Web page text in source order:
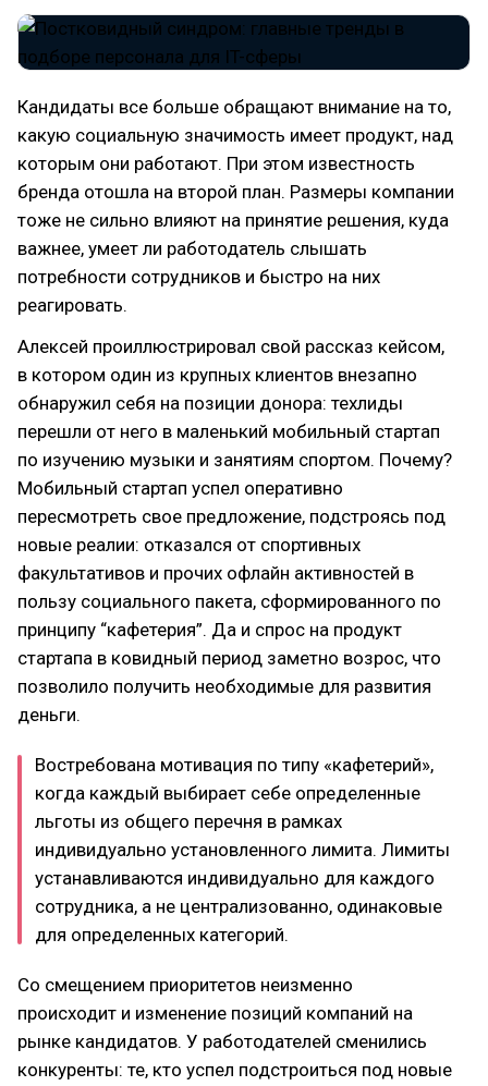
Кандидаты все больше обращают внимание на то,
какую социальную значимость имеет продукт, над
которым они работают. При этом известность
бренда отошла на второй план. Размеры компании
тоже не сильно влияют на принятие решения, куда
важнее, умеет ли работодатель слышать
потребности сотрудников и быстро на них
реагировать.
Алексей проиллюстрировал свой рассказ кейсом,
в котором один из крупных клиентов внезапно
обнаружил себя на позиции донора: техлиды
перешли от него в маленький мобильный стартап
по изучению музыки и занятиям спортом. Почему?
Мобильный стартап успел оперативно
пересмотреть свое предложение, подстроясь под
новые реалии: отказался от спортивных
факультативов и прочих офлайн активностей в
пользу социального пакета, сформированного по
принципу “кафетерия”. Да и спрос на продукт
стартапа в ковидный период заметно возрос, что
позволило получить необходимые для развития
деньги.
Востребована мотивация по типу «кафетерий»,
когда каждый выбирает себе определенные
льготы из общего перечня в рамках
индивидуально установленного лимита. Лимиты
устанавливаются индивидуально для каждого
сотрудника, а не централизованно, одинаковые
для определенных категорий.
Со смещением приоритетов неизменно
происходит и изменение позиций компаний на
рынке кандидатов. У работодателей сменились
конкуренты: те, кто успел подстроиться под новые